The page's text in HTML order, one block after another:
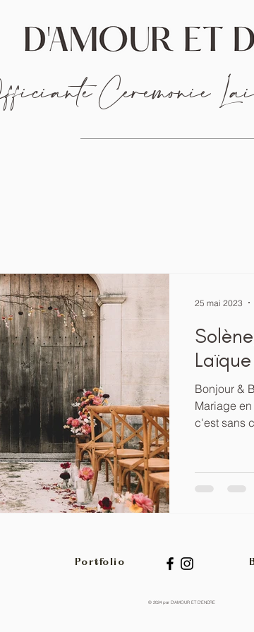
Cérémonie
Bonjour &
Mariage
c'est sans
25 mai 2023
Portfolio
© 2024 par D'AMOUR ET D'ENCRE